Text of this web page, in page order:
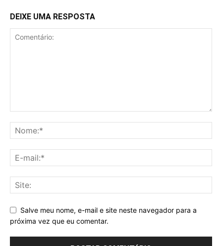
DEIXE UMA RESPOSTA
Salve meu nome, e-mail e site neste navegador para a
próxima vez que eu comentar.